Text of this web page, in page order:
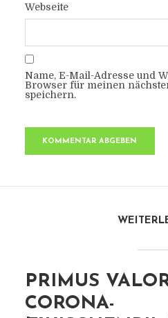
Webseite
Name, E-Mail-Adresse und
Browser für meinen
speichern.
PRIMUS
CORONA-